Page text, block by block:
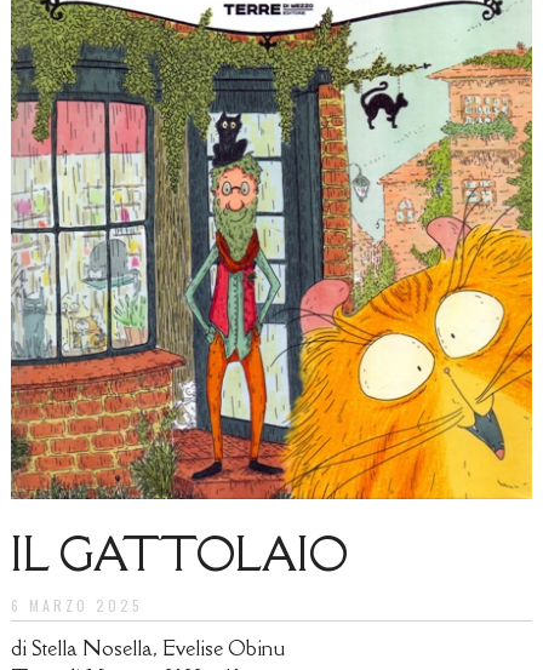
IL GATTOLAIO
6 MARZO 2025
di Stella Nosella, Evelise Obinu